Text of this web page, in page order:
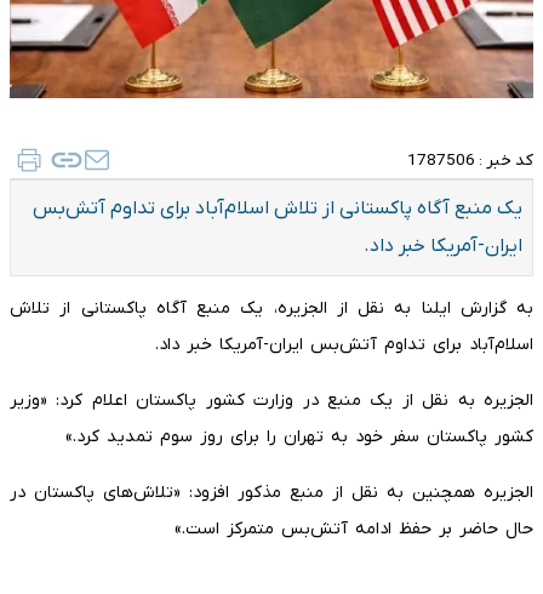
کد خبر : 1787506
یک منبع آگاه پاکستانی از تلاش اسلام‌آباد برای تداوم آتش‌بس
ایران-آمریکا خبر داد.
‌به گزارش ایلنا به نقل از الجزیره، یک منبع آگاه پاکستانی از تلاش
اسلام‌آباد برای تداوم آتش‌بس ایران-آمریکا خبر داد.
الجزیره به نقل از یک منبع در وزارت کشور پاکستان اعلام کرد: «وزیر
کشور پاکستان سفر خود به تهران را برای روز سوم تمدید کرد.»
‌الجزیره همچنین به نقل از منبع مذکور افزود: «تلاش‌های پاکستان در
حال حاضر بر حفظ ادامه آتش‌بس متمرکز است.»